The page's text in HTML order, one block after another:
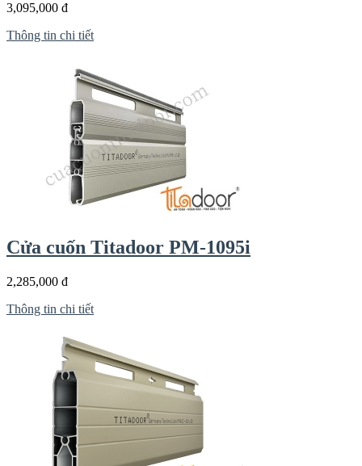
3,095,000 đ
Thông tin chi tiết
Cửa cuốn Titadoor PM-1095i
2,285,000 đ
Thông tin chi tiết